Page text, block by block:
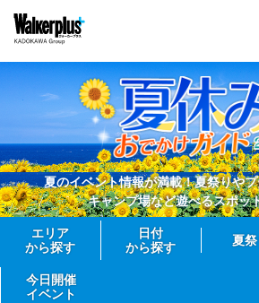
夏のイベント情報が満載！夏祭りや
キャンプ場など遊べるスポッ
エリア
から探す
日付
から探す
夏祭
今日開催
イベント